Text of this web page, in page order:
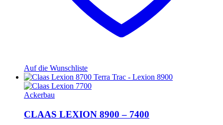
Auf die Wunschliste
Ackerbau
CLAAS LEXION 8900 – 7400